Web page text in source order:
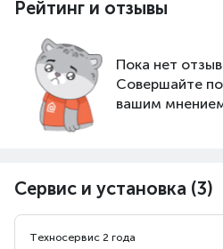
Рейтинг и отзывы
Пока нет
Совершайте
вашим
Сервис и установка (3)
Техносервис 2 года